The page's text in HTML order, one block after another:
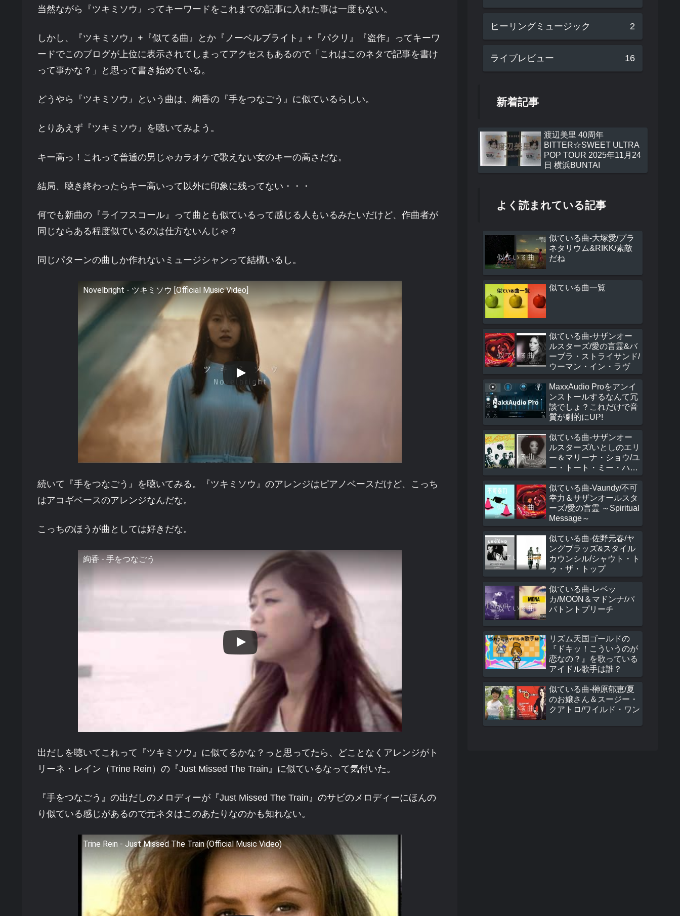
当然ながら『ツキミソウ』ってキーワードをこれまでの記事に入れた事は一度もない。
しかし、『ツキミソウ』+『似てる曲』とか『ノーベルブライト』+『パクリ』『盗作』ってキーワ
ードでこのブログが上位に表示されてしまってアクセスもあるので「これはこのネタで記事を書け
って事かな？」と思って書き始めている。
どうやら『ツキミソウ』という曲は、絢香の『手をつなごう』に似ているらしい。
とりあえず『ツキミソウ』を聴いてみよう。
キー高っ！これって普通の男じゃカラオケで歌えない女のキーの高さだな。
結局、聴き終わったらキー高いって以外に印象に残ってない・・・
何でも新曲の『ライフスコール』って曲とも似ているって感じる人もいるみたいだけど、作曲者が
同じならある程度似ているのは仕方ないんじゃ？
同じパターンの曲しか作れないミュージシャンって結構いるし。
Novelbright - ツキミソウ [Official Music Video]
続いて『手をつなごう』を聴いてみる。『ツキミソウ』のアレンジはピアノベースだけど、こっち
はアコギベースのアレンジなんだな。
こっちのほうが曲としては好きだな。
絢香 - 手をつなごう
出だしを聴いてこれって『ツキミソウ』に似てるかな？っと思ってたら、どことなくアレンジがト
リーネ・レイン（Trine Rein）の『Just Missed The Train』に似ているなって気付いた。
『手をつなごう』の出だしのメロディーが『Just Missed The Train』のサビのメロディーにほんの
り似ている感じがあるので元ネタはこのあたりなのかも知れない。
Trine Rein - Just Missed The Train (Official Music Video)
ヒーリングミュージック 2
ライブレビュー 16
新着記事
渡辺美里 40周年
BITTER☆SWEET ULTRA
POP TOUR 2025年11月24
日 横浜BUNTAI
よく読まれている記事
似ている曲-大塚愛/プラ
ネタリウム&RIKK/素敵
だね
似ている曲一覧
似ている曲-サザンオー
ルスターズ/愛の言霊&バ
ーブラ・ストライサンド/
ウーマン・イン・ラヴ
MaxxAudio Proをアンイ
ンストールするなんて冗
談でしょ？これだけで音
質が劇的にUP!
似ている曲-サザンオー
ルスターズ/いとしのエリ
ー＆マリーナ・ショウ/ユ
ー・トート・ミー・ハ
ウ・トゥ・スピーク・イ
ン・ラヴ
似ている曲-Vaundy/不可
幸力＆サザンオールスタ
ーズ/愛の言霊 ～Spiritual
Message～
似ている曲-佐野元春/ヤ
ングブラッズ&スタイル
カウンシル/シャウト・ト
ゥ・ザ・トップ
似ている曲-レベッ
カ/MOON＆マドンナ/パ
パトントプリーチ
リズム天国ゴールドの
『ドキッ！こういうのが
恋なの？』を歌っている
アイドル歌手は誰？
似ている曲-榊原郁恵/夏
のお嬢さん＆スージー・
クアトロ/ワイルド・ワン